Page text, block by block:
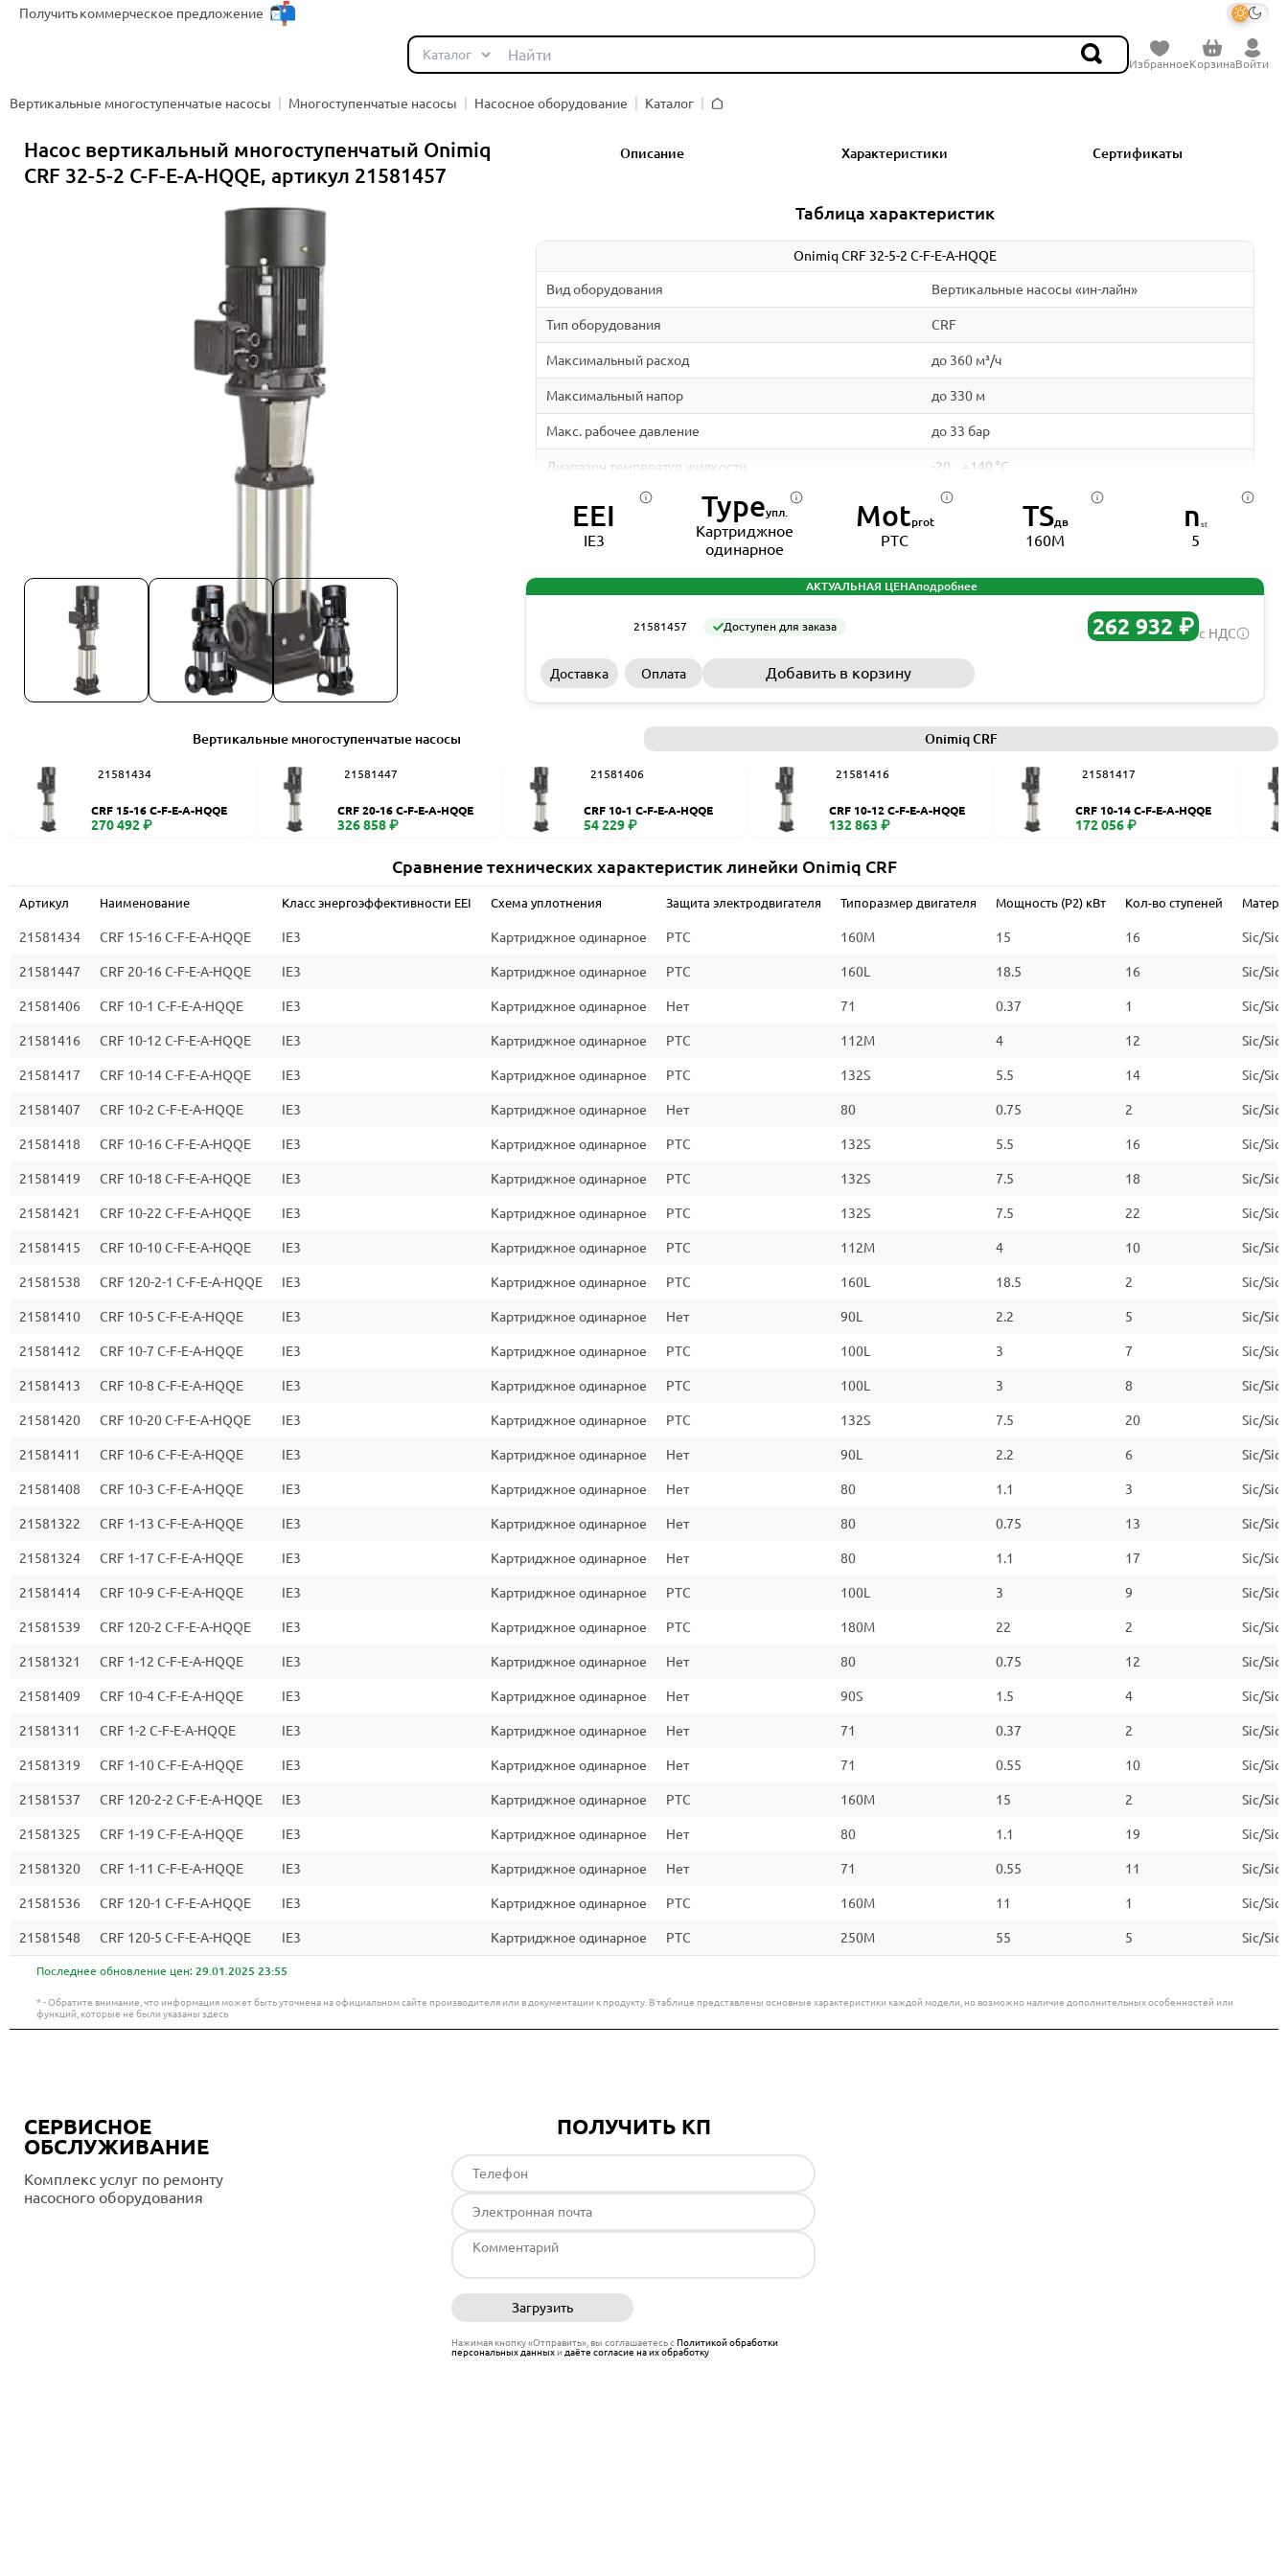
Получитькоммерческое предложение
ИзбранноеКорзинаВойти
Вертикальные многоступенчатые насосы Многоступенчатые насосы Насосное оборудование
Каталог
Насос вертикальный многоступенчатый Onimiq
CRF 32-5-2 C-F-E-A-HQQE, артикул 21581457
Описание Характеристики Сертификаты
Таблица характеристик
Onimiq CRF 32-5-2 C-F-E-A-HQQE
Вид оборудования Вертикальные насосы «ин-лайн»
Тип оборудования CRF
Максимальный расход до 360 м³/ч
Максимальный напор до 330 м
Макс. рабочее давление до 33 бар
Диапазон температур жидкости -20 .. +140 °C
нержваеющая сталь
Макс. температура окр. среды
Материал рабочего колеса Нерж. сталь AISI 304
Номинальная мощность - Р2 0,37 - 110 кВт
Частота питающей сети
Номинальный ток 1,2 - 205 А
Скорость вращения электродвигателя
Класс изоляции (IEC 85)
Класс энергоэффективности
EEI
IE3
Typeупл.
Картриджное
одинарное
Motprot
PTC
TSдв
160M
nₛₜ
5
АКТУАЛЬНАЯ ЦЕНАподробнее
21581457 Доступен для заказа 262 932 ₽ с НДС
Доставка Оплата Добавить в корзину
Вертикальные многоступенчатые насосы Onimiq CRF
21581434
CRF 15-16 C-F-E-A-HQQE
270 492 ₽
21581447
CRF 20-16 C-F-E-A-HQQE
326 858 ₽
21581406
CRF 10-1 C-F-E-A-HQQE
54 229 ₽
21581416
CRF 10-12 C-F-E-A-HQQE
132 863 ₽
21581417
CRF 10-14 C-F-E-A-HQQE
172 056 ₽
Сравнение технических характеристик линейки Onimiq CRF
Артикул Наименование Класс энергоэффективности EEI Схема уплотнения Защита электродвигателя Типоразмер двигателя Мощность (P2) кВт Кол-во ступеней
21581434 CRF 15-16 C-F-E-A-HQQE IE3 Картриджное одинарное PTC 160M 15 16 Sic/Sic
21581447 CRF 20-16 C-F-E-A-HQQE IE3 Картриджное одинарное PTC 160L 18.5 16 Sic/Sic
21581406 CRF 10-1 C-F-E-A-HQQE IE3 Картриджное одинарное Нет 71 0.37 1 Sic/Sic
21581416 CRF 10-12 C-F-E-A-HQQE IE3 Картриджное одинарное PTC 112M 4 12 Sic/Sic
21581417 CRF 10-14 C-F-E-A-HQQE IE3 Картриджное одинарное PTC 132S 5.5 14 Sic/Sic
21581407 CRF 10-2 C-F-E-A-HQQE IE3 Картриджное одинарное Нет 80 0.75 2 Sic/Sic
21581418 CRF 10-16 C-F-E-A-HQQE IE3 Картриджное одинарное PTC 132S 5.5 16 Sic/Sic
21581419 CRF 10-18 C-F-E-A-HQQE IE3 Картриджное одинарное PTC 132S 7.5 18 Sic/Sic
21581421 CRF 10-22 C-F-E-A-HQQE IE3 Картриджное одинарное PTC 132S 7.5 22 Sic/Sic
21581415 CRF 10-10 C-F-E-A-HQQE IE3 Картриджное одинарное PTC 112M 4 10 Sic/Sic
21581538 CRF 120-2-1 C-F-E-A-HQQE IE3 Картриджное одинарное PTC 160L 18.5 2 Sic/Sic
21581410 CRF 10-5 C-F-E-A-HQQE IE3 Картриджное одинарное Нет 90L 2.2 5 Sic/Sic
21581412 CRF 10-7 C-F-E-A-HQQE IE3 Картриджное одинарное PTC 100L 3 7 Sic/Sic
21581413 CRF 10-8 C-F-E-A-HQQE IE3 Картриджное одинарное PTC 100L 3 8 Sic/Sic
21581420 CRF 10-20 C-F-E-A-HQQE IE3 Картриджное одинарное PTC 132S 7.5 20 Sic/Sic
21581411 CRF 10-6 C-F-E-A-HQQE IE3 Картриджное одинарное Нет 90L 2.2 6 Sic/Sic
21581408 CRF 10-3 C-F-E-A-HQQE IE3 Картриджное одинарное Нет 80 1.1 3 Sic/Sic
21581322 CRF 1-13 C-F-E-A-HQQE IE3 Картриджное одинарное Нет 80 0.75 13 Sic/Sic
21581324 CRF 1-17 C-F-E-A-HQQE IE3 Картриджное одинарное Нет 80 1.1 17 Sic/Sic
21581414 CRF 10-9 C-F-E-A-HQQE IE3 Картриджное одинарное PTC 100L 3 9 Sic/Sic
21581539 CRF 120-2 C-F-E-A-HQQE IE3 Картриджное одинарное PTC 180M 22 2 Sic/Sic
21581321 CRF 1-12 C-F-E-A-HQQE IE3 Картриджное одинарное Нет 80 0.75 12 Sic/Sic
21581409 CRF 10-4 C-F-E-A-HQQE IE3 Картриджное одинарное Нет 90S 1.5 4 Sic/Sic
21581311 CRF 1-2 C-F-E-A-HQQE IE3 Картриджное одинарное Нет 71 0.37 2 Sic/Sic
21581319 CRF 1-10 C-F-E-A-HQQE IE3 Картриджное одинарное Нет 71 0.55 10 Sic/Sic
21581537 CRF 120-2-2 C-F-E-A-HQQE IE3 Картриджное одинарное PTC 160M 15 2 Sic/Sic
21581325 CRF 1-19 C-F-E-A-HQQE IE3 Картриджное одинарное Нет 80 1.1 19 Sic/Sic
21581320 CRF 1-11 C-F-E-A-HQQE IE3 Картриджное одинарное Нет 71 0.55 11 Sic/Sic
21581536 CRF 120-1 C-F-E-A-HQQE IE3 Картриджное одинарное PTC 160M 11 1 Sic/Sic
21581548 CRF 120-5 C-F-E-A-HQQE IE3 Картриджное одинарное PTC 250M 55 5 Sic/Sic
Последнее обновление цен: 29.01.2025 23:55
* - Обратите внимание, что информация может быть уточнена на официальном сайте производителя или в документации к продукту. В таблице представлены основные характеристики каждой модели, но возможно наличие дополнительных особенностей или
функций, которые не были указаны здесь
СЕРВИСНОЕ
ОБСЛУЖИВАНИЕ
Комплекс услуг по ремонту
насосного оборудования
ПОЛУЧИТЬ КП
Загрузить
Нажимая кнопку «Отправить», вы соглашаетесь сПолитикой обработки
персональных данныхи даёте согласие на их обработку